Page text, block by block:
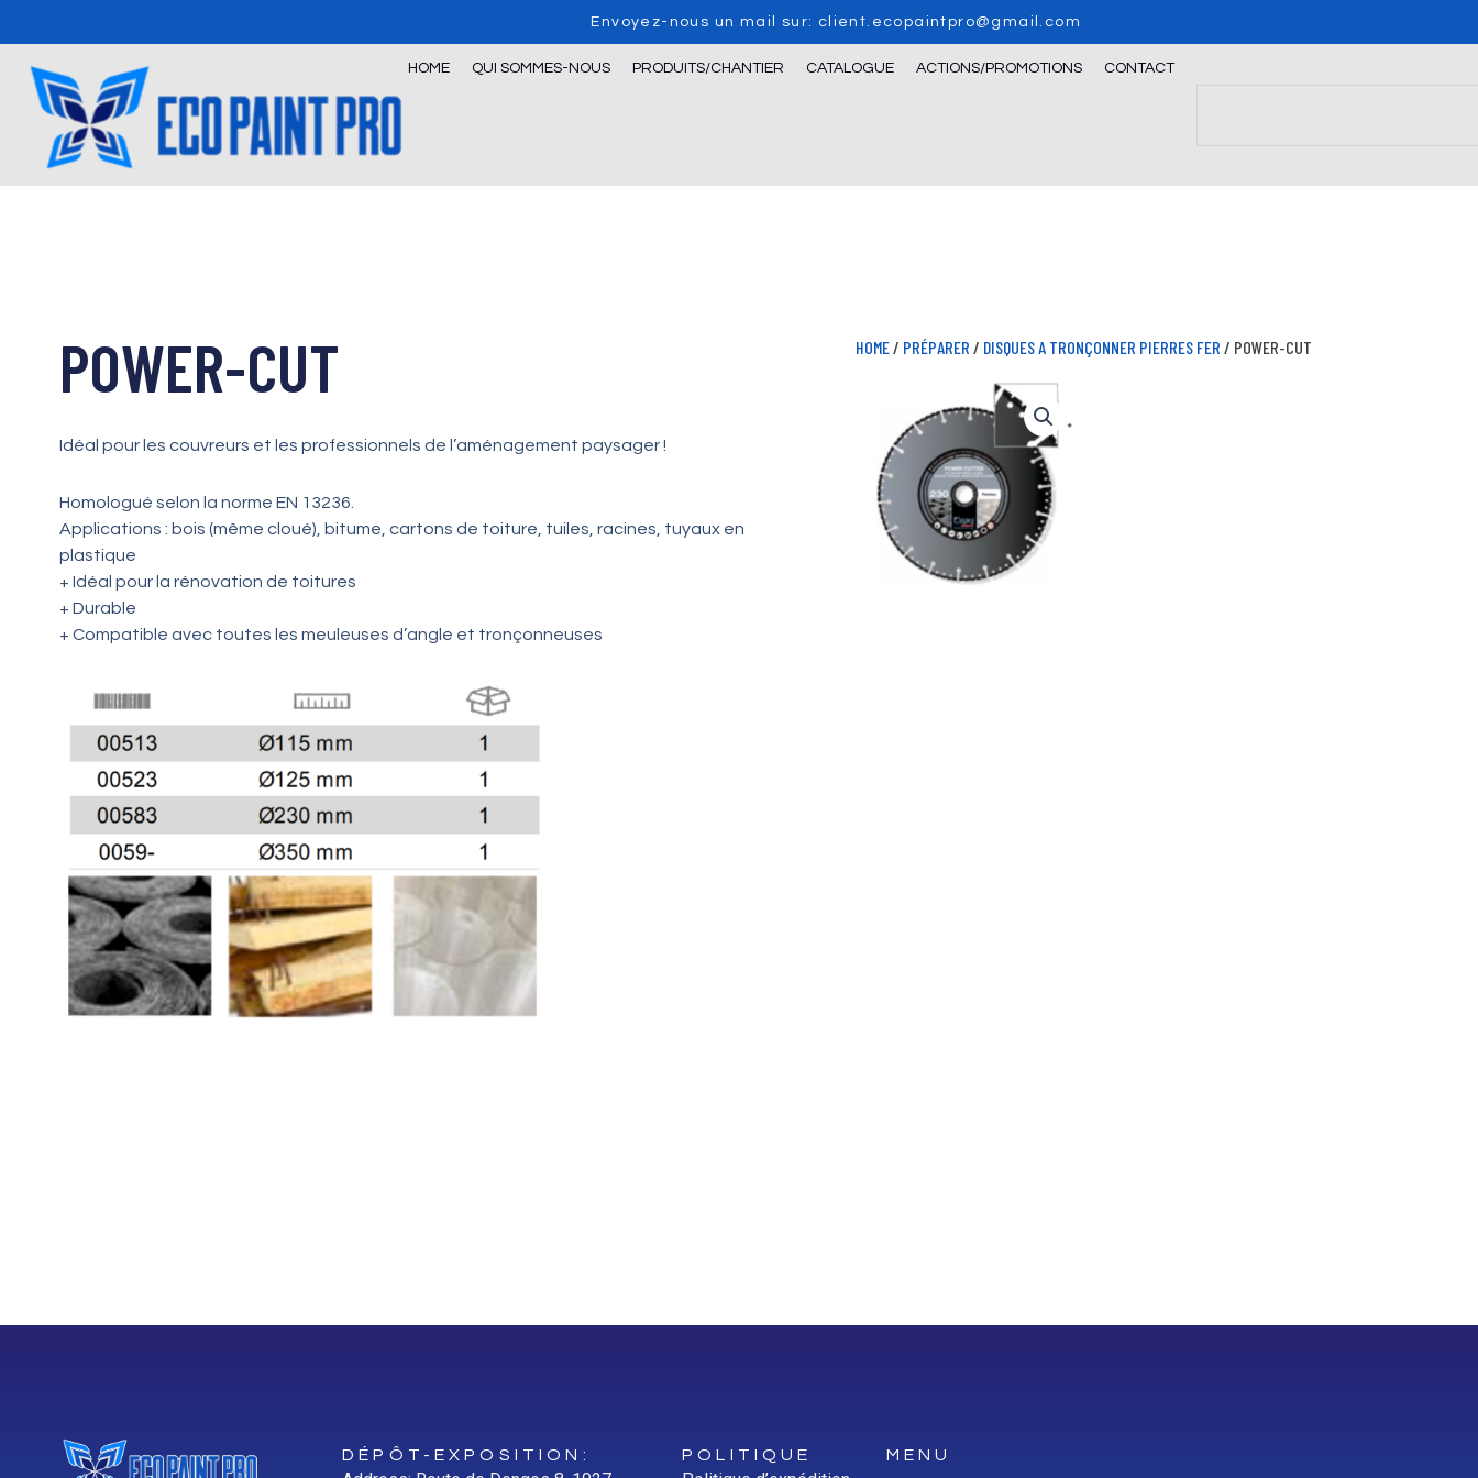
to
content
Envoyez-nous un mail sur: client.ecopaintpro@gmail.com
HOME QUI SOMMES-NOUS PRODUITS/CHANTIER CATALOGUE ACTIONS/PROMOTIONS CONTACT
POWER-CUT
Idéal pour les couvreurs et les professionnels de l’aménagement paysager !
Homologué selon la norme EN 13236.
Applications : bois (même cloué), bitume, cartons de toiture, tuiles, racines, tuyaux en
plastique
+ Idéal pour la rénovation de toitures
+ Durable
+ Compatible avec toutes les meuleuses d’angle et tronçonneuses
HOME/ PRÉPARER / DISQUES A TRONÇONNER PIERRES FER / POWER-CUT
DÉPÔT-EXPOSITION: POLITIQUE MENU